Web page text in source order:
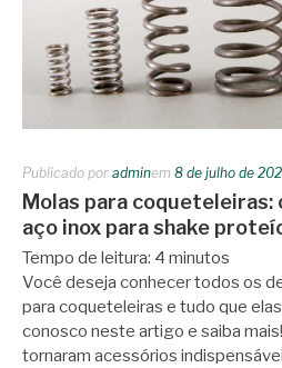
Publicado por adminem 8 de julho de
Molas para coqueteleiras:
aço inox para shake
Tempo de leitura: 4 minutos
Você deseja conhecer todos os
para coqueteleiras e tudo que
conosco neste artigo e saiba
tornaram acessórios